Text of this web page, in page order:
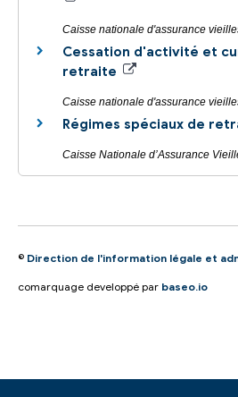
Caisse nationale d'assurance
Cessation d'activité et
retraite
Caisse nationale d'assurance
Régimes spéciaux de
Caisse Nationale d’Assurance
© Direction de l'information légale et
comarquage developpé par baseo.io